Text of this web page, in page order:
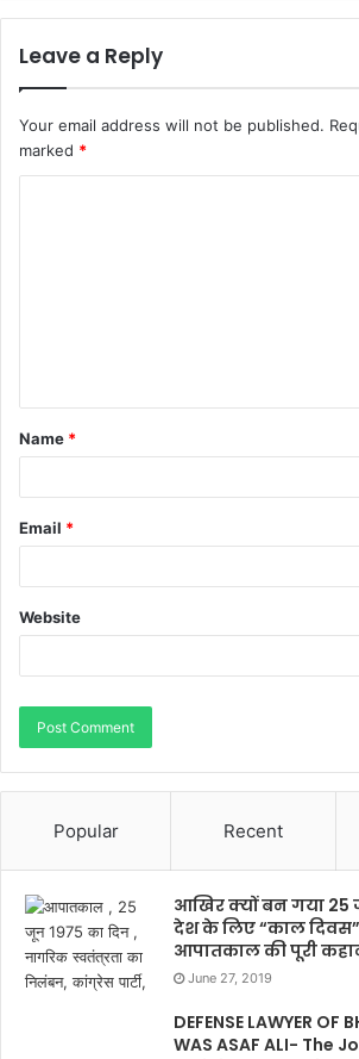
Leave a Reply
Your email address will not be published.
marked *
Name *
Email *
Website
Popular Recent
आखिर क्यों बन गया 25
देश के लिए “काल
आपातकाल की पूरी
June 27, 2019
DEFENSE LAWYER OF
WAS ASAF ALI- The